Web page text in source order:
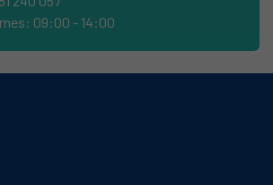
09:00 - 14:00